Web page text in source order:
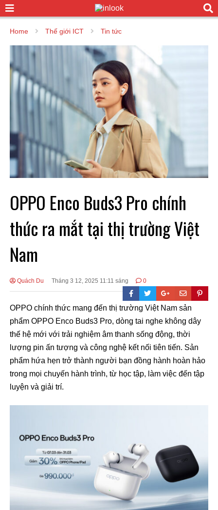
Home Thế giới ICT Tin tức
OPPO Enco Buds3 Pro chính
thức ra mắt tại thị trường Việt
Nam
Quách Du Tháng 3 12, 2025 11:11 sáng 0
OPPO chính thức mang đến thị trường Việt Nam sản
phẩm OPPO Enco Buds3 Pro, dòng tai nghe không dây
thế hệ mới với trải nghiệm âm thanh sống động, thời
lượng pin ấn tượng và công nghệ kết nối tiên tiến. Sản
phẩm hứa hẹn trở thành người bạn đồng hành hoàn hảo
trong mọi chuyến hành trình, từ học tập, làm việc đến tập
luyện và giải trí.